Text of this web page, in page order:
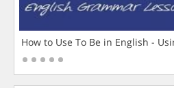
How to Use To Be in English -